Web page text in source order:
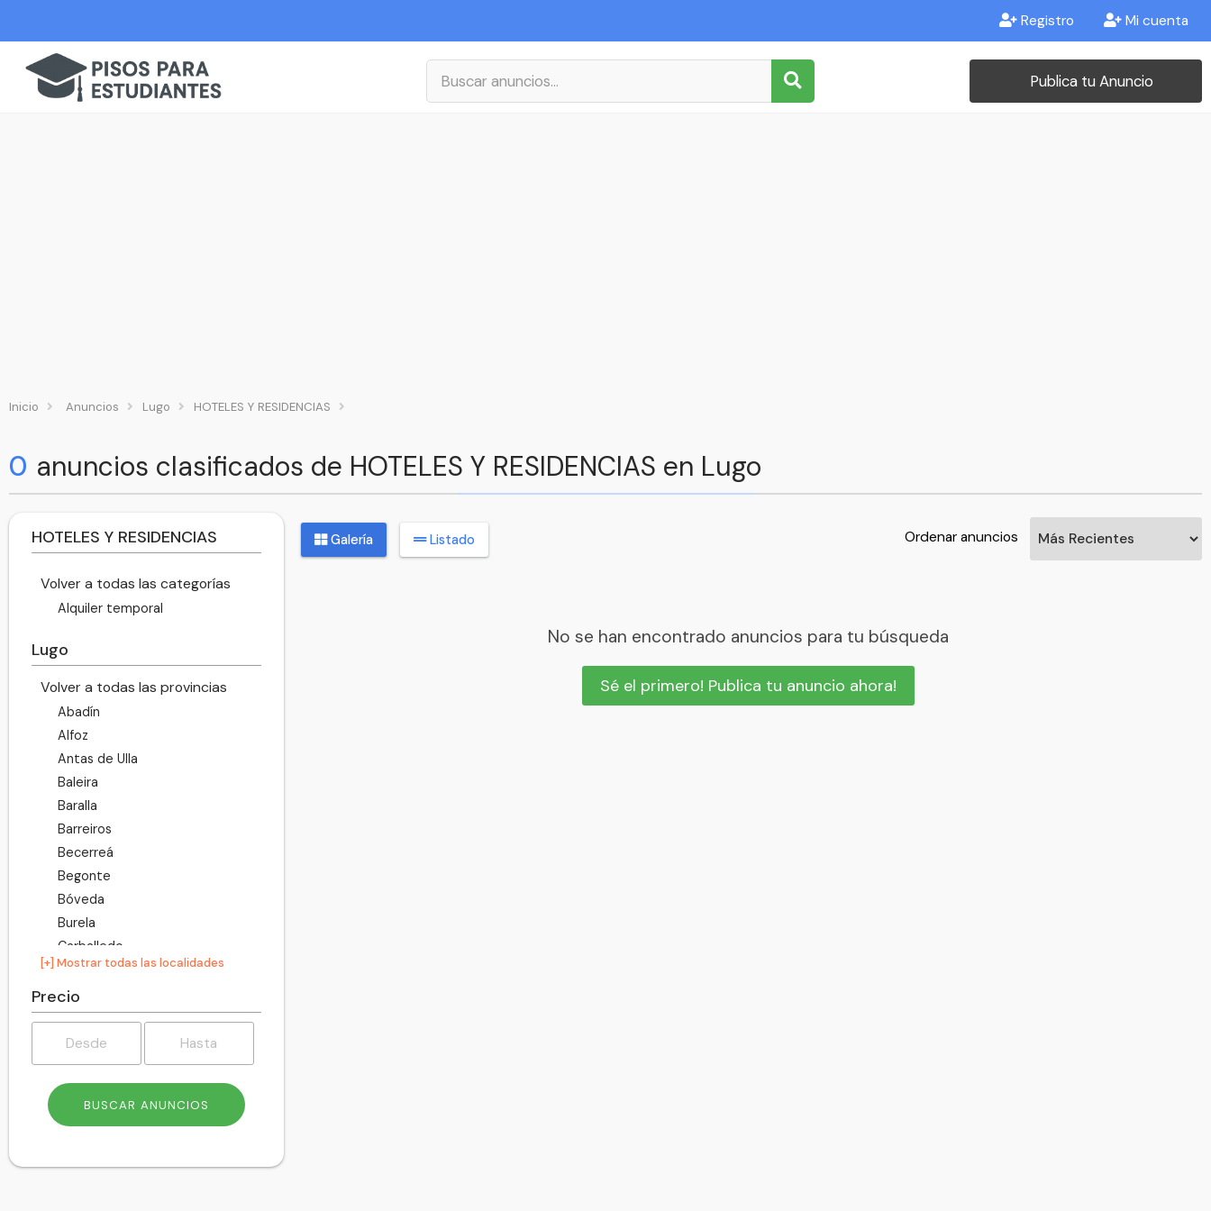
Registro Mi cuenta
Publica tu Anuncio
Inicio Anuncios Lugo HOTELES Y RESIDENCIAS
0 anuncios clasificados de HOTELES Y RESIDENCIAS en Lugo
HOTELES Y RESIDENCIAS
Volver a todas las categorías
Alquiler temporal
Lugo
Volver a todas las provincias
Abadín
Alfoz
Antas de Ulla
Baleira
Baralla
Barreiros
Becerreá
Begonte
Bóveda
Burela
Carballedo
Castro de Rei
Castroverde
Cervantes
Cervo
Chantada
Corgo
Cospeito
[+] Mostrar todas las localidades
Precio
Galería Listado Ordenar anuncios
No se han encontrado anuncios para tu búsqueda
Sé el primero! Publica tu anuncio ahora!